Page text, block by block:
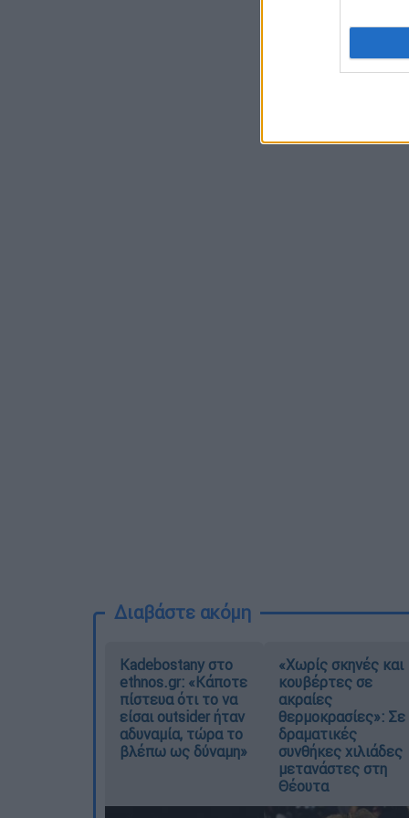
Διαβάστε ακόμη
Kadebostany στο
ethnos.gr: «Κάποτε
πίστευα ότι το να
είσαι outsider ήταν
αδυναμία, τώρα το
βλέπω ως δύναμη»
«Χωρίς σκηνές και
κουβέρτες σε
ακραίες
θερμοκρασίες»: Σε
δραματικές
συνθήκες χιλιάδες
μετανάστες στη
Θέουτα